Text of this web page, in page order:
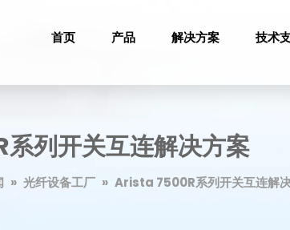
首页 产品 解决方案 技术
列开关互连解决方案
» 光纤设备工厂 » Arista 7500R系列开关互连解